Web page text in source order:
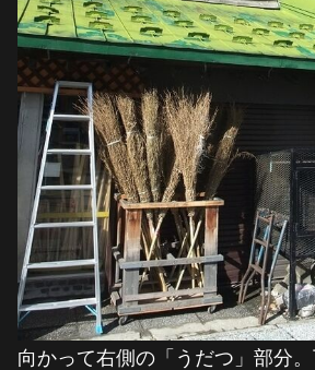
向かって右側の「うだつ」部分